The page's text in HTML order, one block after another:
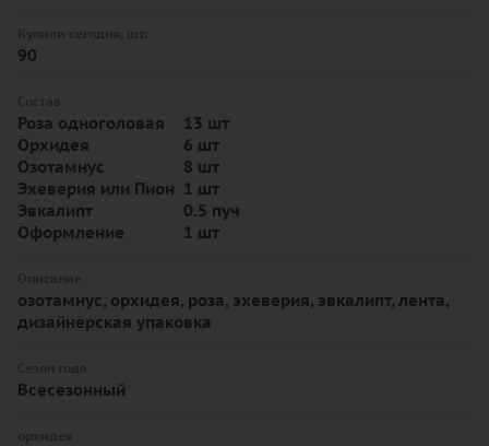
90
Роза одноголовая
13 шт
Орхидея
6 шт
Озотамнус
8 шт
Эхеверия или Пион 1 шт
Эвкалипт
0.5 пуч
Оформление
1 шт
озотамнус, орхидея, роза, эхеверия, эвкалипт, лента,
дизайнерская упаковка
Всесезонный